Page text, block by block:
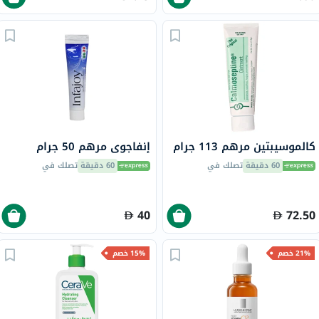
كالموسيبتين مرهم 113 جرام
60 دقيقة تصلك في
72.50
إنفاجوي مرهم 50 جرام
60 دقيقة تصلك في
40
21% خصم 15% خصم